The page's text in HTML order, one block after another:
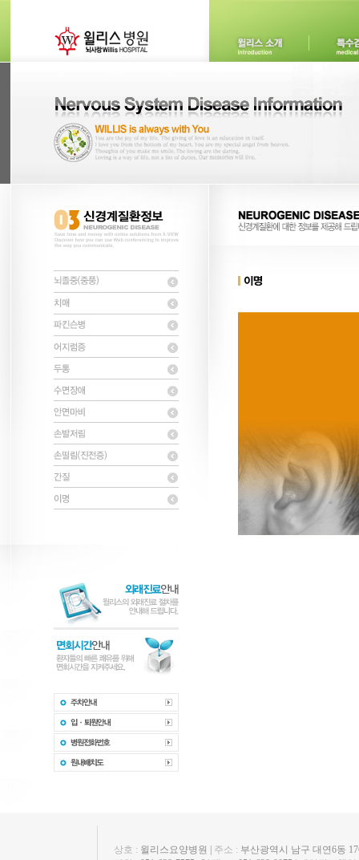
상호 : 윌리스요양병원 | 주소 : 부산광역시 남구 대연6동